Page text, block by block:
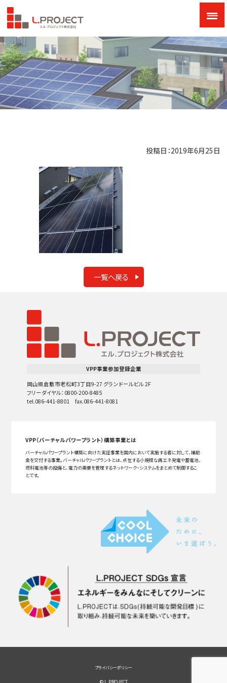
投稿日：2019年6月25日
一覧へ戻る
VPP事業参加登録企業
岡山県倉敷市老松町3丁目9-27 グランドールビル 2F
フリーダイヤル：0800-200-8485
tel.086-441-8801 fax.086-441-8081
VPP（バーチャルパワープラント）構築事業とは
バーチャルパワープラント構築に向けた実証事業を国内において実施する者に対して、補助
金を交付する事業。バーチャルパワープラントとは、点在する小規模な再エネ発電や蓄電池、
燃料電池等の設備と、電力の需要を管理するネットワーク・システムをまとめて制御するこ
とです。
プライバシーポリシー